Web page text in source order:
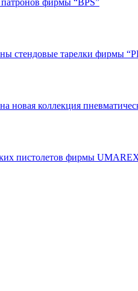
стендовые тарелки фирмы
новая коллекция
пистолетов фирмы